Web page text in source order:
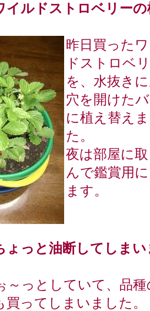
イルドストロベリー
昨日買った
ドストロベ
を、水抜き
穴を開けた
に植え替え
た。
夜は部屋に
んで鑑賞用
ます。
ょっと油断してしま
～っとしていて、品種
ってしまいました。